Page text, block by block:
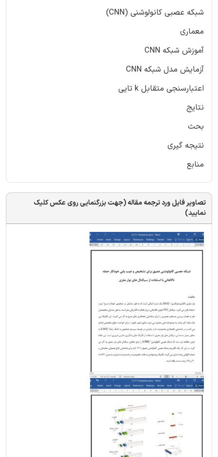
شبکه عصبی کانولوشنی (CNN)
معماری
آموزش شبکه CNN
آزمایش مدل شبکه CNN
اعتبارسنجی متقابل k تایی
نتایج
بحث
نتیجه گیری
منابع
تصاویر فایل ورد ترجمه مقاله (جهت بزرگنمایی روی عکس کلیک
نمایید)